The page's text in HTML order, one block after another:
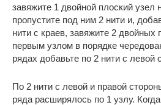
завяжите 1 двойной плоский узел
пропустите под ним 2 нити и,
нити с краев, завяжите 2 двойных
первым узлом в порядке
рядах добавьте по 2 нити с левой
По 2 нити с левой и правой
ряда расширялось по 1 узлу.